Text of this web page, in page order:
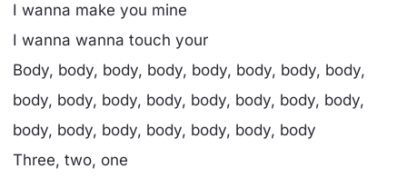
I wanna make you mine
I wanna wanna touch your
Body, body, body, body, body, body, body, body,
body, body, body, body, body, body, body, body,
body, body, body, body, body, body, body
Three, two, one